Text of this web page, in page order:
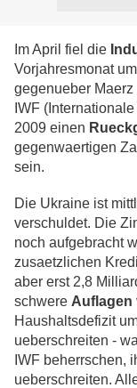
Im April fiel die
Vorjahresmonat
gegenueber
IWF
2009 einen
gegenwaertigen
sein.
Die Ukraine ist
verschuldet. Die
noch aufgebracht
zusaetzlichen
aber erst 2,8
schwere Auflagen
Haushaltsdefizit
ueberschreiten -
IWF beherrschen,
ueberschreiten.